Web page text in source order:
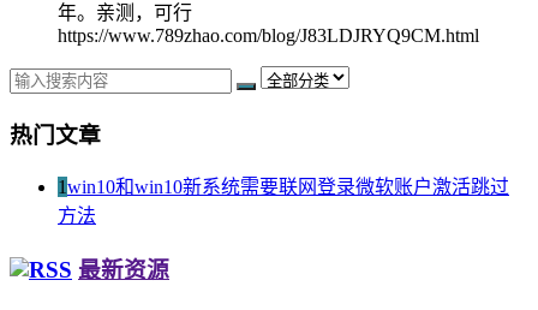
年。亲测，可行
https://www.789zhao.com/blog/J83LDJRYQ9CM.html
热门文章
1win10和win10新系统需要联网登录微软账户激活跳过
方法
最新资源